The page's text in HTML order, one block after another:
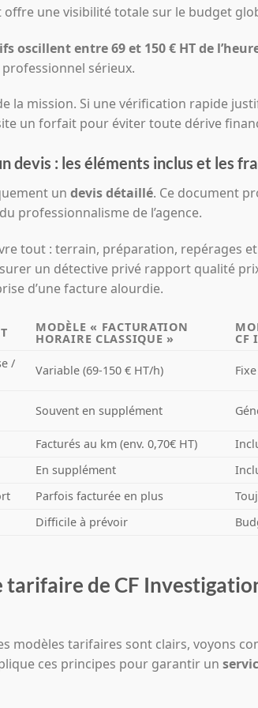
offre une visibilité totale sur le budget
oscillent entre 69 et 150 € HT de
professionnel sérieux.
la mission. Si une vérification rapide
un forfait pour éviter toute dérive
devis : les éléments inclus et les
un devis détaillé. Ce document
professionnalisme de l’agence.
tout : terrain, préparation, repérages
un détective privé rapport qualité
d’une facture alourdie.
MODÈLE « FACTURATION
HORAIRE CLASSIQUE »
CF
/
Variable (69-150 € HT/h)
Souvent en supplément
Facturés au km (env. 0,70€ HT)
En supplément
Parfois facturée en plus
Difficile à prévoir
tarifaire de CF
modèles tarifaires sont clairs, voyons
ces principes pour garantir un